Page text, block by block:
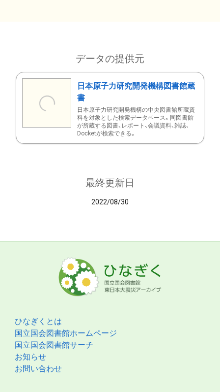
データの提供元
日本原子力研究開発機構図書館蔵
書
日本原子力研究開発機構の中央図書館所蔵資
料を対象とした検索データベース。同図書館
が所蔵する図書、レポート、会議資料、雑誌、
Docketが検索できる。
最終更新日
2022/08/30
ひなぎくとは
国立国会図書館ホームページ
国立国会図書館サーチ
お知らせ
お問い合わせ